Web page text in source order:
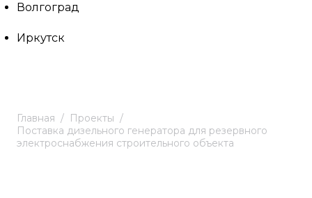
Волгоград
Иркутск
Главная
Проекты
Поставка дизельного генератора для резервного
электроснабжения строительного объекта